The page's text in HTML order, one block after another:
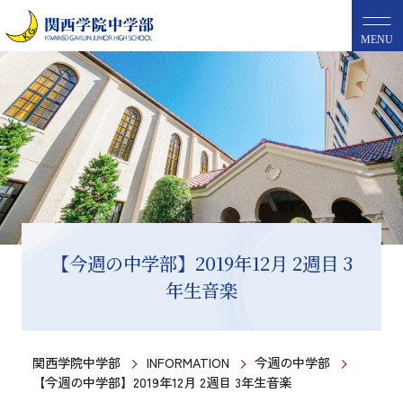
MENU
【今週の中学部】2019年12月 2週目 3
年生音楽
関西学院中学部 INFORMATION
今週の中学部
【今週の中学部】2019年12月 2週目 3年生音楽